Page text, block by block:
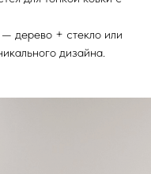
— дерево + стекло или
дизайна.